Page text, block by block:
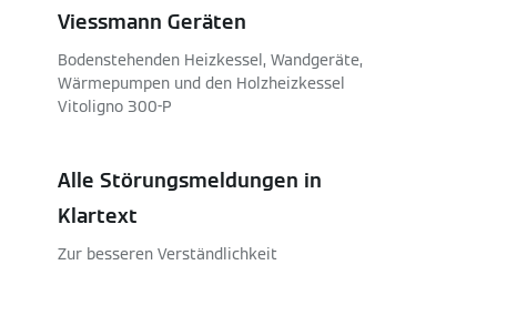
Viessmann Geräten
Bodenstehenden Heizkessel, Wandgeräte,
Wärmepumpen und den Holzheizkessel
Vitoligno 300-P
Alle Störungsmeldungen in
Klartext
Zur besseren Verständlichkeit